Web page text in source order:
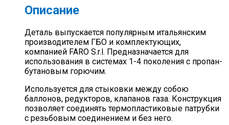
Описание
Деталь выпускается популярным итальянским
производителем ГБО и комплектующих,
компанией FARO S.r.l. Предназначается для
использования в системах 1-4 поколения с пропан-
бутановым горючим.
Используется для стыковки между собою
баллонов, редукторов, клапанов газа. Конструкция
позволяет соединять термопластиковые патрубки
с резьбовым соединением и без него.